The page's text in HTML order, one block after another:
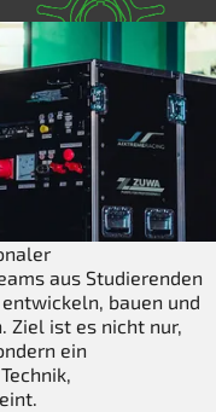
aus Studierenden
bauen und
Ziel ist es nicht nur,
ein